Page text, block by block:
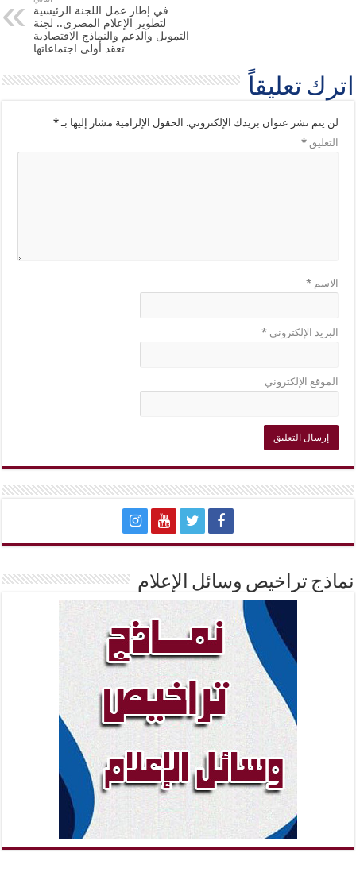
في إطار عمل اللجنة الرئيسية
لتطوير الإعلام المصري.. لجنة
التمويل والدعم والنماذج الاقتصادية
تعقد أولى اجتماعاتها
اترك تعليقاً
لن يتم نشر عنوان بريدك الإلكتروني. الحقول الإلزامية مشار إليها بـ*
التعليق*
الاسم*
البريد الإلكتروني*
الموقع الإلكتروني
نماذج تراخيص وسائل الإعلام